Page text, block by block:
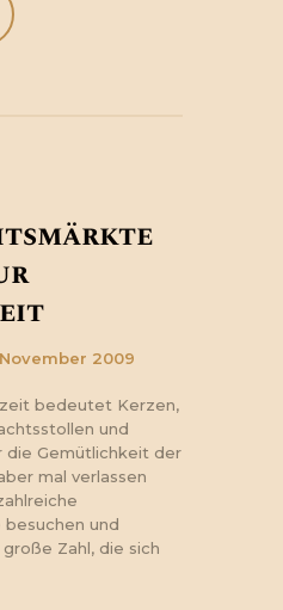
2009
bedeutet Kerzen,
und
die Gemütlichkeit der
mal verlassen
und
Zahl, die sich